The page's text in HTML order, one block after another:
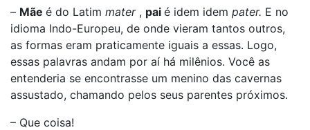
– Mãe é do Latim mater , pai é idem idem pater. E no
idioma Indo-Europeu, de onde vieram tantos outros,
as formas eram praticamente iguais a essas. Logo,
essas palavras andam por aí há milênios. Você as
entenderia se encontrasse um menino das cavernas
assustado, chamando pelos seus parentes próximos.
– Que coisa!